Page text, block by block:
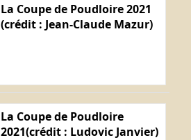
La Coupe de Poudloire 2021
(crédit : Jean-Claude Mazur)
La Coupe de Poudloire
2021(crédit : Ludovic Janvier)